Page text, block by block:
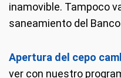
inamovible. Tampoco
saneamiento del
Apertura del cepo
ver con nuestro